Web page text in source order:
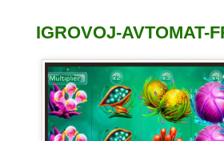
IGROVOJ-AVTOMAT-